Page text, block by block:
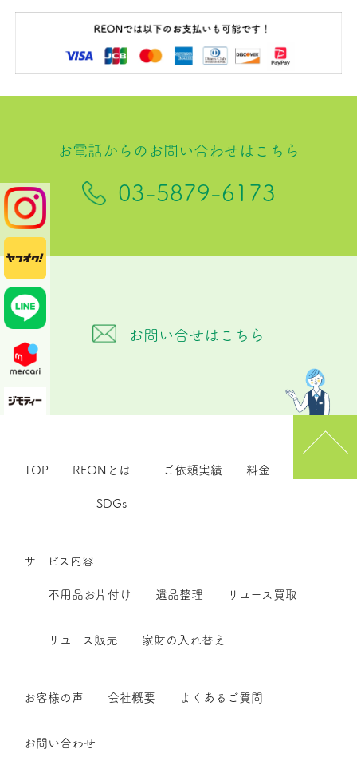
お電話からのお問い合わせはこちら
03-5879-6173
お問い合せはこちら
TOP REONとは
SDGs
ご依頼実績 料金
サービス内容
不用品お片付け 遺品整理 リユース買取
リユース販売 家財の入れ替え
お客様の声 会社概要 よくあるご質問
お問い合わせ